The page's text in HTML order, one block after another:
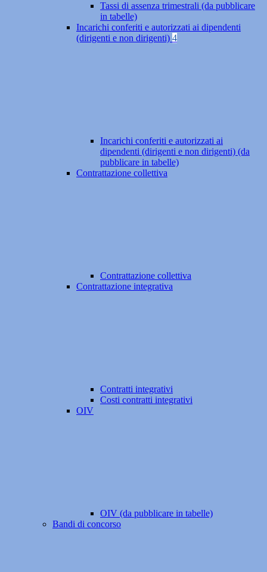
Tassi di assenza trimestrali (da pubblicare
in tabelle)
Incarichi conferiti e autorizzati ai dipendenti
(dirigenti e non dirigenti) 4
Incarichi conferiti e autorizzati ai
dipendenti (dirigenti e non dirigenti) (da
pubblicare in tabelle)
Contrattazione collettiva
Contrattazione collettiva
Contrattazione integrativa
Contratti integrativi
Costi contratti integrativi
OIV
OIV (da pubblicare in tabelle)
Bandi di concorso